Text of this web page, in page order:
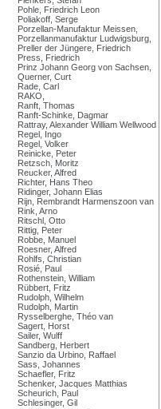
Pohle, Friedrich Leon
Poliakoff, Serge
Porzellan-Manufaktur Meissen,
Porzellanmanufaktur Ludwigsburg,
Preller der Jüngere, Friedrich
Press, Friedrich
Prinz Johann Georg von Sachsen,
Querner, Curt
Rade, Carl
RAKO,
Ranft, Thomas
Ranft-Schinke, Dagmar
Rattray, Alexander William Wellwood
Regel, Ingo
Regel, Volker
Reinicke, Peter
Retzsch, Moritz
Reucker, Alfred
Richter, Hans Theo
Ridinger, Johann Elias
Rijn, Rembrandt Harmenszoon van
Rink, Arno
Ritschl, Otto
Rittig, Peter
Robbe, Manuel
Roesner, Alfred
Rohlfs, Christian
Rosié, Paul
Rothenstein, William
Rübbert, Fritz
Rudolph, Wilhelm
Rudolph, Martin
Rysselberghe, Théo van
Sagert, Horst
Sailer, Wulff
Sandberg, Herbert
Sanzio da Urbino, Raffael
Sass, Johannes
Schaefler, Fritz
Schenker, Jacques Matthias
Scheurich, Paul
Schlesinger, Gil